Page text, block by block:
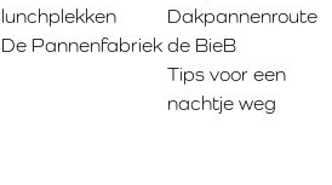
lunchplekken
De Pannenfabriek
Dakpannenroute
de BieB
Tips voor een
nachtje weg